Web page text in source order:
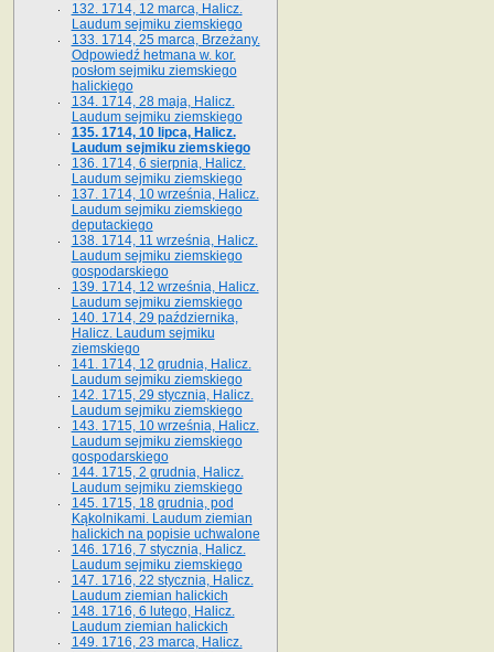
132. 1714, 12 marca, Halicz.
Laudum sejmiku ziemskiego
133. 1714, 25 marca, Brzeżany.
Odpowiedź hetmana w. kor.
posłom sejmiku ziemskiego
halickiego
134. 1714, 28 maja, Halicz.
Laudum sejmiku ziemskiego
135. 1714, 10 lipca, Halicz.
Laudum sejmiku ziemskiego
136. 1714, 6 sierpnia, Halicz.
Laudum sejmiku ziemskiego
137. 1714, 10 września, Halicz.
Laudum sejmiku ziemskiego
deputackiego
138. 1714, 11 września, Halicz.
Laudum sejmiku ziemskiego
gospodarskiego
139. 1714, 12 września, Halicz.
Laudum sejmiku ziemskiego
140. 1714, 29 października,
Halicz. Laudum sejmiku
ziemskiego
141. 1714, 12 grudnia, Halicz.
Laudum sejmiku ziemskiego
142. 1715, 29 stycznia, Halicz.
Laudum sejmiku ziemskiego
143. 1715, 10 września, Halicz.
Laudum sejmiku ziemskiego
gospodarskiego
144. 1715, 2 grudnia, Halicz.
Laudum sejmiku ziemskiego
145. 1715, 18 grudnia, pod
Kąkolnikami. Laudum ziemian
halickich na popisie uchwalone
146. 1716, 7 stycznia, Halicz.
Laudum sejmiku ziemskiego
147. 1716, 22 stycznia, Halicz.
Laudum ziemian halickich
148. 1716, 6 lutego, Halicz.
Laudum ziemian halickich
149. 1716, 23 marca, Halicz.